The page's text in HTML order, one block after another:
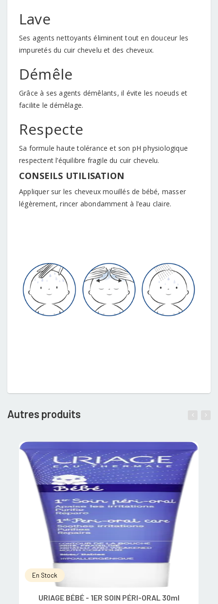
Lave
Ses agents nettoyants éliminent tout en douceur les
impuretés du cuir chevelu et des cheveux.
Démêle
Grâce à ses agents démêlants, il évite les noeuds et
facilite le démêlage.
Respecte
Sa formule haute tolérance et son pH physiologique
respectent l’équilibre fragile du cuir chevelu.
CONSEILS UTILISATION
Appliquer sur les cheveux mouillés de bébé, masser
légèrement, rincer abondamment à l’eau claire.
Autres produits
En Stock
URIAGE BÉBÉ - 1ER SOIN PÉRI-ORAL 30ml